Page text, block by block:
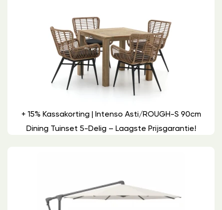
+ 15% Kassakorting | Intenso Asti/ROUGH-S 90cm
Dining Tuinset 5-Delig – Laagste Prijsgarantie!